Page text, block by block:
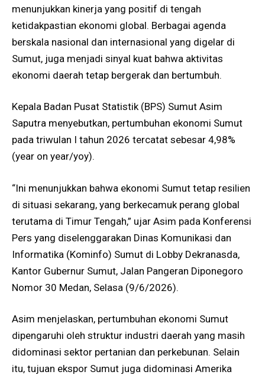
menunjukkan kinerja yang positif di tengah
ketidakpastian ekonomi global. Berbagai agenda
berskala nasional dan internasional yang digelar di
Sumut, juga menjadi sinyal kuat bahwa aktivitas
ekonomi daerah tetap bergerak dan bertumbuh.
Kepala Badan Pusat Statistik (BPS) Sumut Asim
Saputra menyebutkan, pertumbuhan ekonomi Sumut
pada triwulan I tahun 2026 tercatat sebesar 4,98%
(year on year/yoy).
“Ini menunjukkan bahwa ekonomi Sumut tetap resilien
di situasi sekarang, yang berkecamuk perang global
terutama di Timur Tengah,” ujar Asim pada Konferensi
Pers yang diselenggarakan Dinas Komunikasi dan
Informatika (Kominfo) Sumut di Lobby Dekranasda,
Kantor Gubernur Sumut, Jalan Pangeran Diponegoro
Nomor 30 Medan, Selasa (9/6/2026).
Asim menjelaskan, pertumbuhan ekonomi Sumut
dipengaruhi oleh struktur industri daerah yang masih
didominasi sektor pertanian dan perkebunan. Selain
itu, tujuan ekspor Sumut juga didominasi Amerika